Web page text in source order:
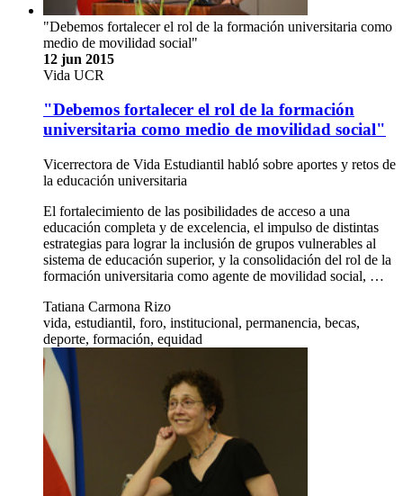
"Debemos fortalecer el rol de la formación universitaria como
medio de movilidad social"
12 jun 2015
Vida UCR
"Debemos fortalecer el rol de la formación
universitaria como medio de movilidad social"
Vicerrectora de Vida Estudiantil habló sobre aportes y retos de
la educación universitaria
El fortalecimiento de las posibilidades de acceso a una
educación completa y de excelencia, el impulso de distintas
estrategias para lograr la inclusión de grupos vulnerables al
sistema de educación superior, y la consolidación del rol de la
formación universitaria como agente de movilidad social, …
Tatiana Carmona Rizo
vida, estudiantil, foro, institucional, permanencia, becas,
deporte, formación, equidad